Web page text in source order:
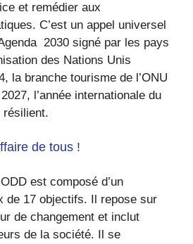
et remédier aux
C’est un appel universel
2030 signé par les pays
des Nations Unis
la branche tourisme de l’ONU
l’année internationale du
résilient.
de tous !
est composé d’un
de 17 objectifs. Il repose sur
de changement et inclut
de la société. Il se